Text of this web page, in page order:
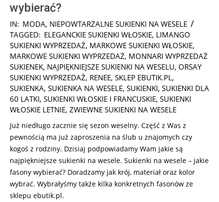
wybierać?
2026-
06-
10
IN: MODA, NIEPOWTARZALNE SUKIENKI NA WESELE
TAGGED: ELEGANCKIE SUKIENKI WŁOSKIE, LIMANGO
SUKIENKI WYPRZEDAŻ, MARKOWE SUKIENKI WŁOSKIE,
MARKOWE SUKIENKI WYPRZEDAŻ, MONNARI WYPRZEDAŻ
SUKIENEK, NAJPIĘKNIEJSZE SUKIENKI NA WESELU, ORSAY
SUKIENKI WYPRZEDAŻ, RENEE, SKLEP EBUTIK.PL,
SUKIENKA, SUKIENKA NA WESELE, SUKIENKI, SUKIENKI DLA
60 LATKI, SUKIENKI WŁOSKIE I FRANCUSKIE, SUKIENKI
WŁOSKIE LETNIE, ZWIEWNE SUKIENKI NA WESELE
Już niedługo zacznie się sezon weselny. Część z Was z
pewnością ma już zaproszenia na ślub u znajomych czy
kogoś z rodziny. Dzisiaj podpowiadamy Wam jakie są
najpiękniejsze sukienki na wesele. Sukienki na wesele – jakie
fasony wybierać? Doradzamy jak krój, materiał oraz kolor
wybrać. Wybrałyśmy także kilka konkretnych fasonów ze
sklepu ebutik.pl.